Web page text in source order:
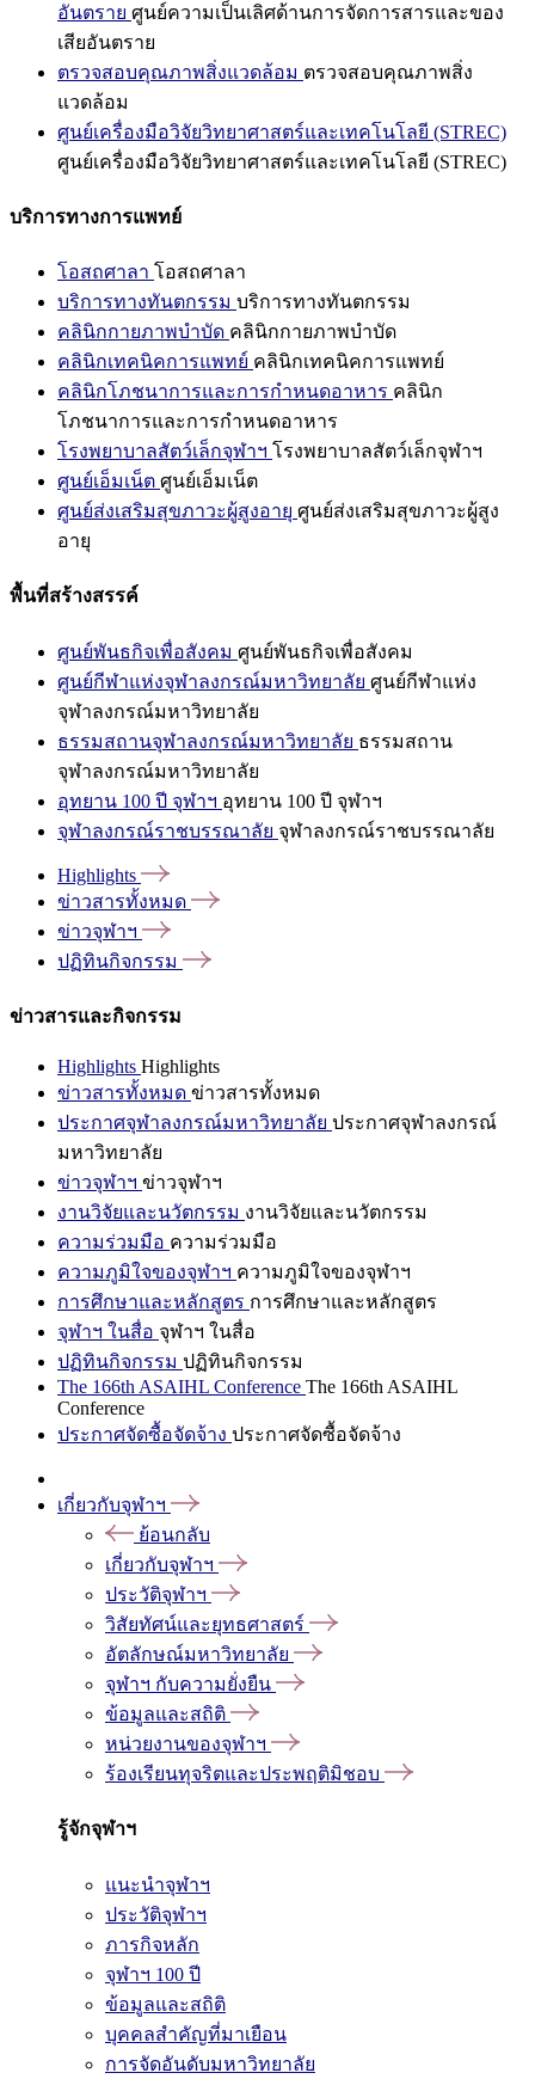
อันตราย ศูนย์ความเป็นเลิศด้านการจัดการสารและของ
เสียอันตราย
ตรวจสอบคุณภาพสิ่งแวดล้อม ตรวจสอบคุณภาพสิ่ง
แวดล้อม
ศูนย์เครื่องมือวิจัยวิทยาศาสตร์และเทคโนโลยี (STREC)
ศูนย์เครื่องมือวิจัยวิทยาศาสตร์และเทคโนโลยี (STREC)
บริการทางการแพทย์
โอสถศาลา โอสถศาลา
บริการทางทันตกรรม บริการทางทันตกรรม
คลินิกกายภาพบำบัด คลินิกกายภาพบำบัด
คลินิกเทคนิคการแพทย์ คลินิกเทคนิคการแพทย์
คลินิกโภชนาการและการกำหนดอาหาร คลินิก
โภชนาการและการกำหนดอาหาร
โรงพยาบาลสัตว์เล็กจุฬาฯ โรงพยาบาลสัตว์เล็กจุฬาฯ
ศูนย์เอ็มเน็ต ศูนย์เอ็มเน็ต
ศูนย์ส่งเสริมสุขภาวะผู้สูงอายุ ศูนย์ส่งเสริมสุขภาวะผู้สูง
อายุ
พื้นที่สร้างสรรค์
ศูนย์พันธกิจเพื่อสังคม ศูนย์พันธกิจเพื่อสังคม
ศูนย์กีฬาแห่งจุฬาลงกรณ์มหาวิทยาลัย ศูนย์กีฬาแห่ง
จุฬาลงกรณ์มหาวิทยาลัย
ธรรมสถานจุฬาลงกรณ์มหาวิทยาลัย ธรรมสถาน
จุฬาลงกรณ์มหาวิทยาลัย
อุทยาน 100 ปี จุฬาฯ อุทยาน 100 ปี จุฬาฯ
จุฬาลงกรณ์ราชบรรณาลัย จุฬาลงกรณ์ราชบรรณาลัย
Highlights
ข่าวสารทั้งหมด
ข่าวจุฬาฯ
ปฏิทินกิจกรรม
ข่าวสารและกิจกรรม
Highlights Highlights
ข่าวสารทั้งหมด ข่าวสารทั้งหมด
ประกาศจุฬาลงกรณ์มหาวิทยาลัย ประกาศจุฬาลงกรณ์
มหาวิทยาลัย
ข่าวจุฬาฯ ข่าวจุฬาฯ
งานวิจัยและนวัตกรรม งานวิจัยและนวัตกรรม
ความร่วมมือ ความร่วมมือ
ความภูมิใจของจุฬาฯ ความภูมิใจของจุฬาฯ
การศึกษาและหลักสูตร การศึกษาและหลักสูตร
จุฬาฯ ในสื่อ จุฬาฯ ในสื่อ
ปฏิทินกิจกรรม ปฏิทินกิจกรรม
The 166th ASAIHL Conference The 166th ASAIHL
Conference
ประกาศจัดซื้อจัดจ้าง ประกาศจัดซื้อจัดจ้าง
เกี่ยวกับจุฬาฯ
ย้อนกลับ
เกี่ยวกับจุฬาฯ
ประวัติจุฬาฯ
วิสัยทัศน์และยุทธศาสตร์
อัตลักษณ์มหาวิทยาลัย
จุฬาฯ กับความยั่งยืน
ข้อมูลและสถิติ
หน่วยงานของจุฬาฯ
ร้องเรียนทุจริตและประพฤติมิชอบ
รู้จักจุฬาฯ
แนะนำจุฬาฯ
ประวัติจุฬาฯ
ภารกิจหลัก
จุฬาฯ 100 ปี
ข้อมูลและสถิติ
บุคคลสำคัญที่มาเยือน
การจัดอันดับมหาวิทยาลัย